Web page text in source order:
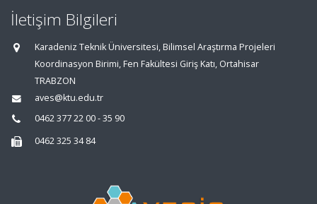
İletişim Bilgileri
Karadeniz Teknik Üniversitesi, Bilimsel Araştırma Projeleri
Koordinasyon Birimi, Fen Fakültesi Giriş Katı, Ortahisar
TRABZON
aves@ktu.edu.tr
0462 377 22 00 - 35 90
0462 325 34 84